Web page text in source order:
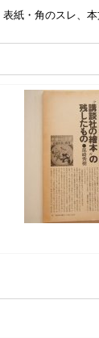
表紙・角のスレ、